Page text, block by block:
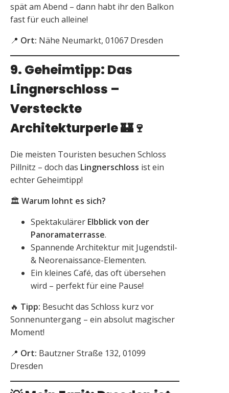
spät am Abend – dann habt ihr den Balkon
fast für euch alleine!
📍 Ort: Nähe Neumarkt, 01067 Dresden
9. Geheimtipp: Das
Lingnerschloss –
Versteckte
Architekturperle🏰🍷
Die meisten Touristen besuchen Schloss
Pillnitz – doch das Lingnerschloss ist ein
echter Geheimtipp!
🏛️ Warum lohnt es sich?
Spektakulärer Elbblick von der
Panoramaterrasse.
Spannende Architektur mit Jugendstil-
& Neorenaissance-Elementen.
Ein kleines Café, das oft übersehen
wird – perfekt für eine Pause!
🔥 Tipp: Besucht das Schloss kurz vor
Sonnenuntergang – ein absolut magischer
Moment!
📍 Ort: Bautzner Straße 132, 01099
Dresden